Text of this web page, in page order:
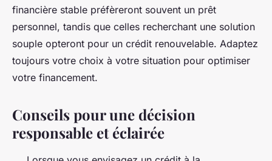
financière stable préfèreront souvent un prêt
personnel, tandis que celles recherchant une solution
souple opteront pour un crédit renouvelable. Adaptez
toujours votre choix à votre situation pour optimiser
votre financement.
Conseils pour une décision
responsable et éclairée